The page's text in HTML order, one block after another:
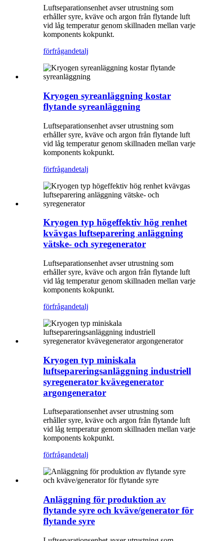
Luftseparationsenhet avser utrustning som
erhåller syre, kväve och argon från flytande luft
vid låg temperatur genom skillnaden mellan varje
komponents kokpunkt.
förfrågandetalj
Kryogen syreanläggning kostar
flytande syreanläggning
Luftseparationsenhet avser utrustning som
erhåller syre, kväve och argon från flytande luft
vid låg temperatur genom skillnaden mellan varje
komponents kokpunkt.
förfrågandetalj
Kryogen typ högeffektiv hög renhet
kvävgas luftseparering anläggning
vätske- och syregenerator
Luftseparationsenhet avser utrustning som
erhåller syre, kväve och argon från flytande luft
vid låg temperatur genom skillnaden mellan varje
komponents kokpunkt.
förfrågandetalj
Kryogen typ miniskala
luftsepareringsanläggning industriell
syregenerator kvävegenerator
argongenerator
Luftseparationsenhet avser utrustning som
erhåller syre, kväve och argon från flytande luft
vid låg temperatur genom skillnaden mellan varje
komponents kokpunkt.
förfrågandetalj
Anläggning för produktion av
flytande syre och kväve/generator för
flytande syre